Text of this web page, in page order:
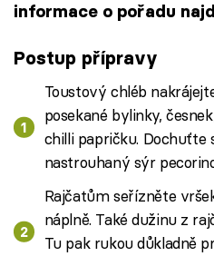
informace o pořadu
Postup přípravy
Toustový chléb
posekané bylinky,
chilli papričku. Dochuťte
nastrouhaný sýr
Rajčatům seřízněte
náplně. Také dužinu z
Tu pak rukou důkladně